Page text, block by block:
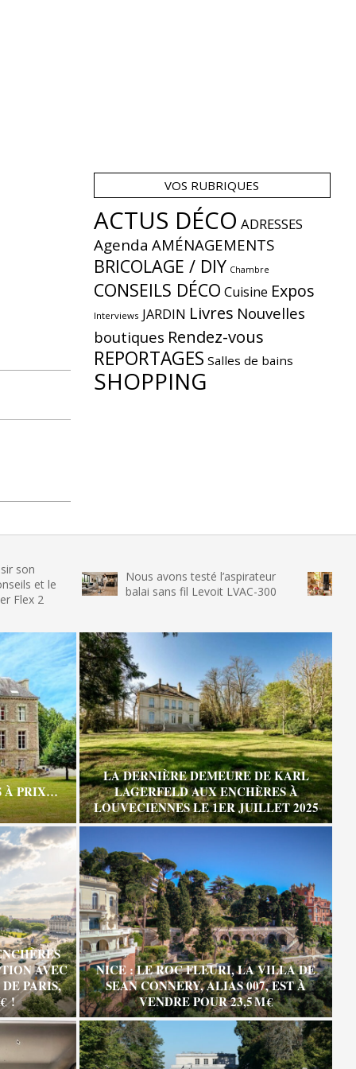
VOS RUBRIQUES
ACTUS DÉCO ADRESSES
Agenda AMÉNAGEMENTS
BRICOLAGE / DIY Chambre
CONSEILS DÉCO Cuisine Expos
Interviews JARDIN Livres Nouvelles
boutiques Rendez-vous
REPORTAGES Salles de bains
SHOPPING
Nous avons testé l’aspirateur
balai sans fil Levoit LVAC-300
Nous
glace
À PRIX…
LA DERNIÈRE DEMEURE DE KARL
LAGERFELD AUX ENCHÈRES À
LOUVECIENNES LE 1ER JUILLET 2025
AVEC
PARIS,
!
NICE : LE ROC FLEURI, LA VILLA DE
SEAN CONNERY, ALIAS 007, EST À
VENDRE POUR 23,5 M €